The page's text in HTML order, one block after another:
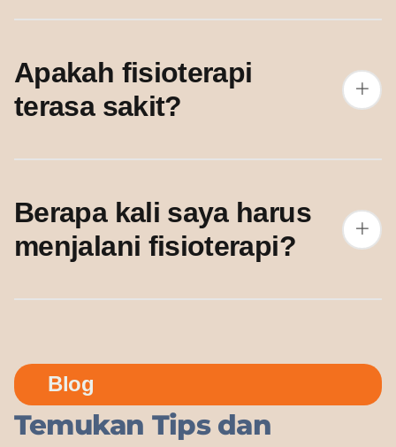
Apakah fisioterapi
terasa sakit?
Berapa kali saya harus
menjalani fisioterapi?
Blog
Temukan Tips dan